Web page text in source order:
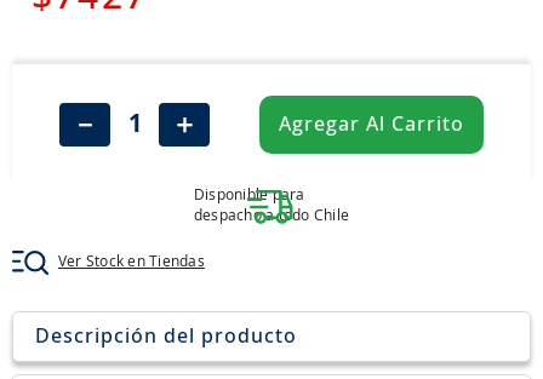
＋
－ Agregar Al Carrito
Disponible para
despacho a todo Chile
Ver Stock en Tiendas
Descripción del producto
7.
john deere
neumáticos 235